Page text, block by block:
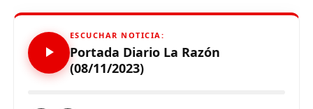
ESCUCHAR NOTICIA:
Portada Diario La Razón
(08/11/2023)